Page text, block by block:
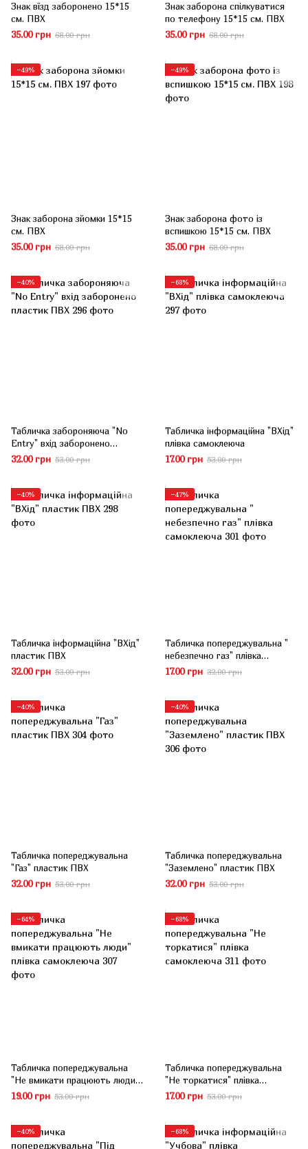
Знак вїзд заборонено 15*15
см. ПВХ
35.00 грн 68.00 грн
Знак заборона спілкуватися
по телефону 15*15 см. ПВХ
35.00 грн 68.00 грн
−49%
Знак заборона зйомки 15*15
см. ПВХ
35.00 грн 68.00 грн
−49%
Знак заборона фото із
вспишкою 15*15 см. ПВХ
35.00 грн 68.00 грн
−40%
Табличка забороняюча "No
Entry" вхід заборонено
пластик ПВХ
32.00 грн 53.00 грн
−68%
Табличка інформаційна "ВХід"
плівка самоклеюча
17.00 грн 53.00 грн
−40%
Табличка інформаційна "ВХід"
пластик ПВХ
32.00 грн 53.00 грн
−47%
Табличка попереджувальна "
небезпечно газ" плівка
самоклеюча
17.00 грн 32.00 грн
−40%
Табличка попереджувальна
"Газ" пластик ПВХ
32.00 грн 53.00 грн
−40%
Табличка попереджувальна
"Заземлено" пластик ПВХ
32.00 грн 53.00 грн
−64%
Табличка попереджувальна
"Не вмикати працюють люди"
плівка самоклеюча
19.00 грн 53.00 грн
−68%
Табличка попереджувальна
"Не торкатися" плівка
самоклеюча
17.00 грн 53.00 грн
−40% −68%